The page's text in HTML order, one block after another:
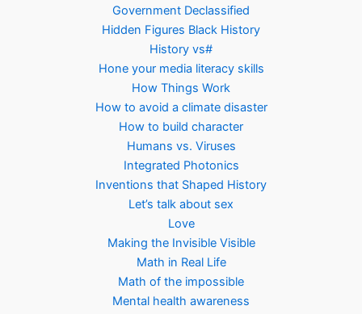
Government Declassified
Hidden Figures Black History
History vs#
Hone your media literacy skills
How Things Work
How to avoid a climate disaster
How to build character
Humans vs. Viruses
Integrated Photonics
Inventions that Shaped History
Let’s talk about sex
Love
Making the Invisible Visible
Math in Real Life
Math of the impossible
Mental health awareness